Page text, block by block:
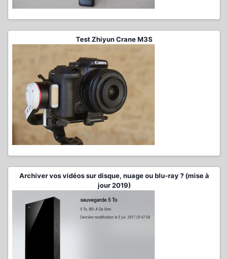
Test Zhiyun Crane M3S
Archiver vos vidéos sur disque, nuage ou blu-ray ? (mise à
jour 2019)